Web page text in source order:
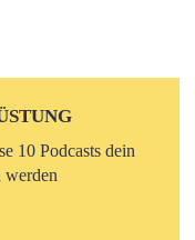
10 Podcasts dein
werden